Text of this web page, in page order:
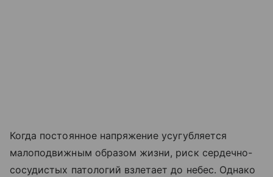
Когда постоянное напряжение усугубляется
малоподвижным образом жизни, риск сердечно-
сосудистых патологий взлетает до небес. Однако